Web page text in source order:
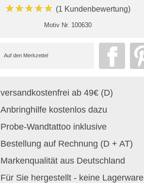
★★★★★ (1 Kundenbewertung)
Motiv Nr. 100630
versandkostenfrei ab 49€ (D)
Anbringhilfe kostenlos dazu
Probe-Wandtattoo inklusive
Bestellung auf Rechnung (D + AT)
Markenqualität aus Deutschland
Für Sie hergestellt - keine Lagerware